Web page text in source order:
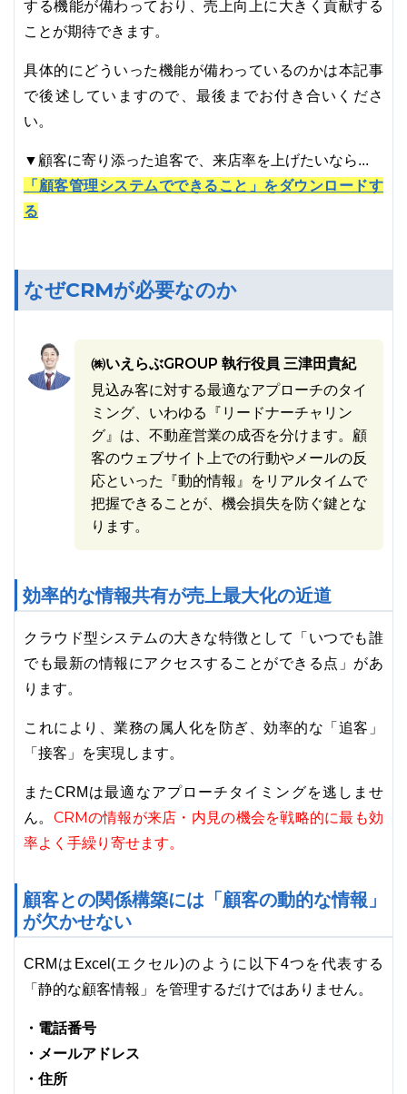
する機能が備わっており、売上向上に大きく貢献する
ことが期待できます。
具体的にどういった機能が備わっているのかは本記事
で後述していますので、最後までお付き合いくださ
い。
▼顧客に寄り添った追客で、来店率を上げたいなら...
「顧客管理システムでできること」をダウンロードす
る
なぜCRMが必要なのか
㈱いえらぶGROUP 執行役員 三津田貴紀
見込み客に対する最適なアプローチのタイ
ミング、いわゆる『リードナーチャリン
グ』は、不動産営業の成否を分けます。顧
客のウェブサイト上での行動やメールの反
応といった『動的情報』をリアルタイムで
把握できることが、機会損失を防ぐ鍵とな
ります。
効率的な情報共有が売上最大化の近道
クラウド型システムの大きな特徴として「いつでも誰
でも最新の情報にアクセスすることができる点」があ
ります。
これにより、業務の属人化を防ぎ、効率的な「追客」
「接客」を実現します。
またCRMは最適なアプローチタイミングを逃しませ
ん。 CRMの情報が来店・内見の機会を戦略的に最も効
率よく手繰り寄せます。
顧客との関係構築には「顧客の動的な情報」
が欠かせない
CRMはExcel(エクセル)のように以下4つを代表する
「静的な顧客情報」を管理するだけではありません。
・電話番号
・メールアドレス
・住所